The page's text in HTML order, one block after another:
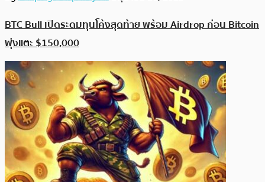
BTC Bull เปิดระดมทุนโค้งสุดท้าย พร้อม Airdrop ก่อน Bitcoin
พุ่งแตะ $150,000